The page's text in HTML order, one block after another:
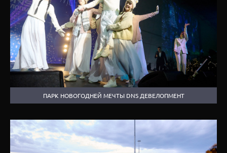
ПАРК НОВОГОДНЕЙ МЕЧТЫ DNS ДЕВЕЛОПМЕНТ